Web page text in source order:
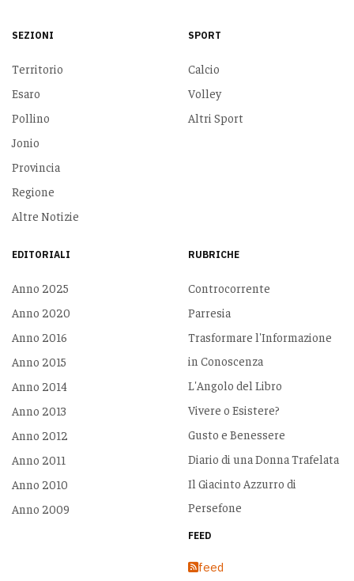
SEZIONI
Territorio
Esaro
Pollino
Jonio
Provincia
Regione
Altre Notizie
SPORT
Calcio
Volley
Altri Sport
EDITORIALI
Anno 2025
Anno 2020
Anno 2016
Anno 2015
Anno 2014
Anno 2013
Anno 2012
Anno 2011
Anno 2010
Anno 2009
RUBRICHE
Controcorrente
Parresia
Trasformare l'Informazione
in Conoscenza
L'Angolo del Libro
Vivere o Esistere?
Gusto e Benessere
Diario di una Donna Trafelata
Il Giacinto Azzurro di
Persefone
FEED
feed